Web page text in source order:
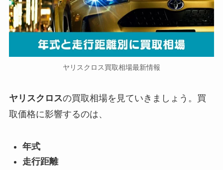
ヤリスクロス買取相場最新情報
ヤリスクロスの買取相場を見ていきましょう。買
取価格に影響するのは、
年式
走行距離